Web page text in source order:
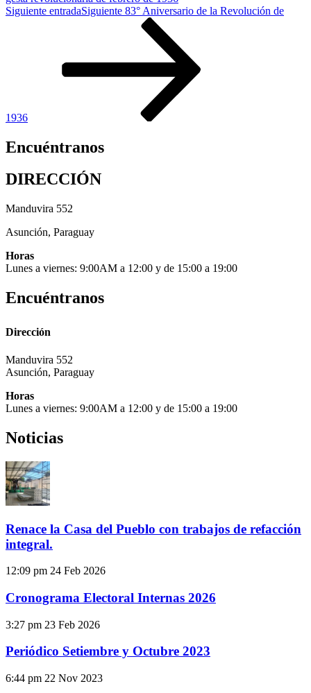
Siguiente entradaSiguiente 83° Aniversario de la Revolución de
1936
Encuéntranos
DIRECCIÓN
Manduvira 552
Asunción, Paraguay
Horas
Lunes a viernes: 9:00AM a 12:00 y de 15:00 a 19:00
Encuéntranos
Dirección
Manduvira 552
Asunción, Paraguay
Horas
Lunes a viernes: 9:00AM a 12:00 y de 15:00 a 19:00
Noticias
Renace la Casa del Pueblo con trabajos de refacción
integral.
12:09 pm 24 Feb 2026
Cronograma Electoral Internas 2026
3:27 pm 23 Feb 2026
Periódico Setiembre y Octubre 2023
6:44 pm 22 Nov 2023